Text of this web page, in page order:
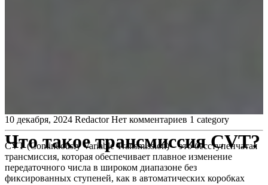
Что такое трансмиссия CVT?
10 декабря, 2024 Redactor Нет комментариев 1 category
CVT (Continuously Variable Transmission) – это бесступенчатая
трансмиссия, которая обеспечивает плавное изменение
передаточного числа в широком диапазоне без
фиксированных ступеней, как в автоматических коробках